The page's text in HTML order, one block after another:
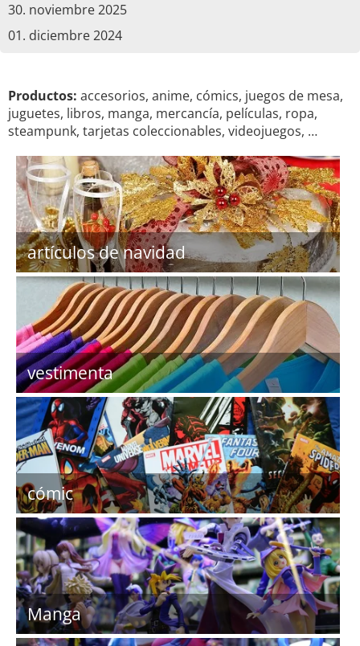
30. noviembre 2025
01. diciembre 2024
Productos: accesorios, anime, cómics, juegos de mesa,
juguetes, libros, manga, mercancía, películas, ropa,
steampunk, tarjetas coleccionables, videojuegos, …
artículos de navidad
vestimenta
cómic
Manga